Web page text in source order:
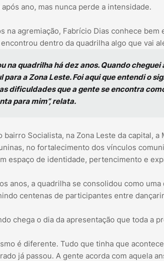
ano, mas nunca perde a intensidade.
na agremiação, Fabrício Dias conhece
dentro da quadrilha algo que vai
na quadrilha há dez anos. Quando
para a Zona Leste. Foi aqui que entendi o
dificuldades que a gente se encontra
para mim”, relata.
bairro Socialista, na Zona Leste da capital,
no fortalecimento dos vínculos
espaço de identidade, pertencimento e
anos, a quadrilha se consolidou como
centenas de participantes entre
chega o dia da apresentação que toda a
é diferente. Tudo que tinha que
já passou. A gente acorda com aquela